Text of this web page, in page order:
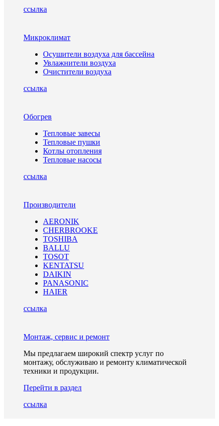
ссылка
Микроклимат
Осушители воздуха для бассейна
Увлажнители воздуха
Очистители воздуха
ссылка
Обогрев
Тепловые завесы
Тепловые пушки
Котлы отопления
Тепловые насосы
ссылка
Производители
AERONIK
CHERBROOKE
TOSHIBA
BALLU
TOSOT
KENTATSU
DAIKIN
PANASONIC
HAIER
ссылка
Монтаж, сервис и ремонт
Мы предлагаем широкий спектр услуг по
монтажу, обслуживаю и ремонту климатической
техники и продукции.
Перейти в раздел
ссылка